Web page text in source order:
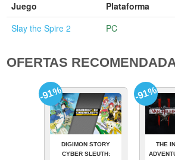
Juego Plataforma
Slay the Spire 2
PC
OFERTAS
DIGIMON STORY
CYBER SLEUTH:
-91%
THE
-91%